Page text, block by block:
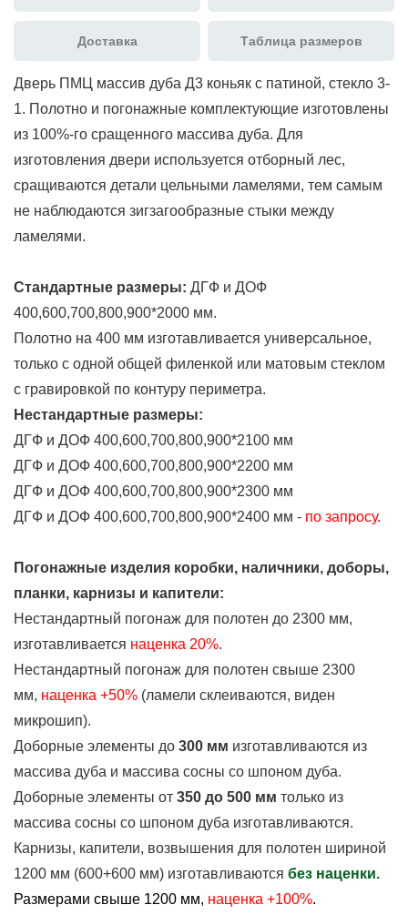
Доставка Таблица размеров
Дверь ПМЦ массив дуба Д3 коньяк с патиной, стекло 3-
1. Полотно и погонажные комплектующие изготовлены
из 100%-го сращенного массива дуба. Для
изготовления двери используется отборный лес,
сращиваются детали цельными ламелями, тем самым
не наблюдаются зигзагообразные стыки между
ламелями.
Стандартные размеры: ДГФ и ДОФ
400,600,700,800,900*2000 мм.
Полотно на 400 мм изготавливается универсальное,
только с одной общей филенкой или матовым стеклом
с гравировкой по контуру периметра.
Нестандартные размеры:
ДГФ и ДОФ 400,600,700,800,900*2100 мм
ДГФ и ДОФ 400,600,700,800,900*2200 мм
ДГФ и ДОФ 400,600,700,800,900*2300 мм
ДГФ и ДОФ 400,600,700,800,900*2400 мм - по запросу.
Погонажные изделия коробки, наличники, доборы,
планки, карнизы и капители:
Нестандартный погонаж для полотен до 2300 мм,
изготавливается наценка 20%.
Нестандартный погонаж для полотен свыше 2300
мм, наценка +50% (ламели склеиваются, виден
микрошип).
Доборные элементы до 300 мм изготавливаются из
массива дуба и массива сосны со шпоном дуба.
Доборные элементы от 350 до 500 мм только из
массива сосны со шпоном дуба изготавливаются.
Карнизы, капители, возвышения для полотен шириной
1200 мм (600+600 мм) изготавливаются без наценки.
Размерами свыше 1200 мм, наценка +100%.